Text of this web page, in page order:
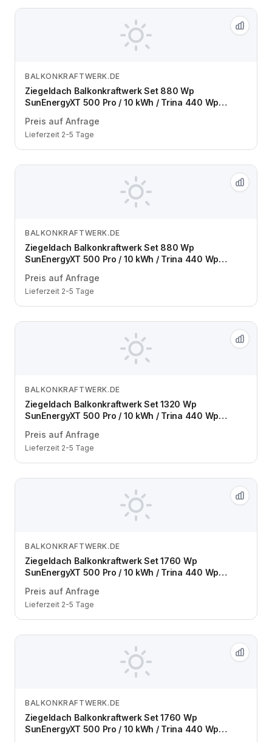
Zum Angebot
BALKONKRAFTWERK.DE
Ziegeldach Balkonkraftwerk Set 880 Wp
SunEnergyXT 500 Pro / 10 kWh / Trina 440 Wp
Preis auf Anfrage
Lieferzeit 2-5 Tage
Zum Angebot
BALKONKRAFTWERK.DE
Ziegeldach Balkonkraftwerk Set 880 Wp
SunEnergyXT 500 Pro / 10 kWh / Trina 440 Wp
Preis auf Anfrage
Lieferzeit 2-5 Tage
Zum Angebot
BALKONKRAFTWERK.DE
Ziegeldach Balkonkraftwerk Set 1320 Wp
SunEnergyXT 500 Pro / 10 kWh / Trina 440 Wp
Preis auf Anfrage
Lieferzeit 2-5 Tage
Zum Angebot
BALKONKRAFTWERK.DE
Ziegeldach Balkonkraftwerk Set 1760 Wp
SunEnergyXT 500 Pro / 10 kWh / Trina 440 Wp
Preis auf Anfrage
Lieferzeit 2-5 Tage
Zum Angebot
BALKONKRAFTWERK.DE
Ziegeldach Balkonkraftwerk Set 1760 Wp
SunEnergyXT 500 Pro / 10 kWh / Trina 440 Wp